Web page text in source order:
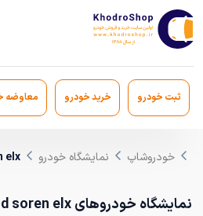
ثبت خودرو خرید خودرو معاوضه
خودروشاپ نمایشگاه خودرو elx
نمایشگاه خودروهای samand soren elx